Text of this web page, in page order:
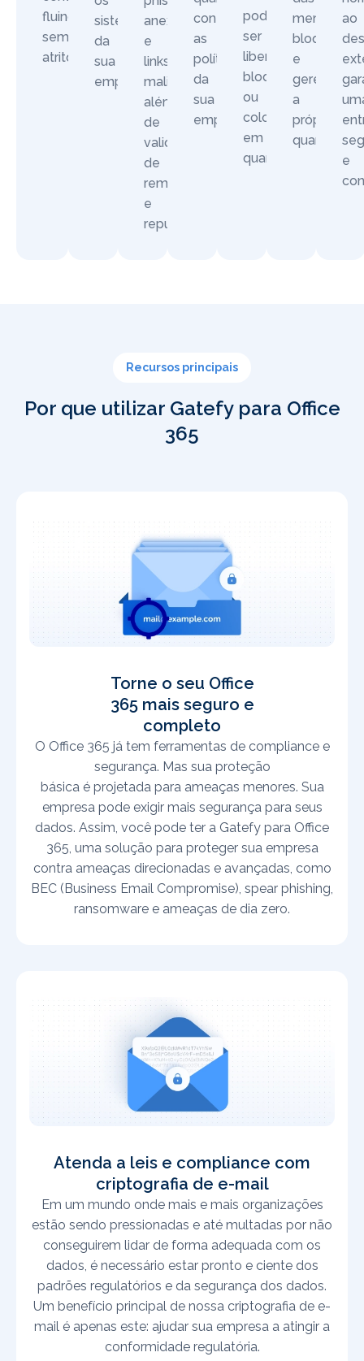
fluindo
sem
atrito.
sistemas
da
sua
empresa.
anexos
e
links
maliciosos,
além
de
validação
de
remetentes
e
reputação.
conforme
as
políticas
da
sua
empresa.
podendo
ser
liberada,
bloqueada
ou
colocada
em
quarentena.
mensagens
bloqueadas
e
gerenciam
a
própria
quarentena.
ao
e
Recursos principais
Por que utilizar Gatefy para Office
365
Torne o seu Office
365 mais seguro e
completo
O Office 365 já tem ferramentas de compliance e
segurança. Mas sua proteção
básica é projetada para ameaças menores. Sua
empresa pode exigir mais segurança para seus
dados. Assim, você pode ter a Gatefy para Office
365, uma solução para proteger sua empresa
contra ameaças direcionadas e avançadas, como
BEC (Business Email Compromise), spear phishing,
ransomware e ameaças de dia zero.
Atenda a leis e compliance com
criptografia de e-mail
Em um mundo onde mais e mais organizações
estão sendo pressionadas e até multadas por não
conseguirem lidar de forma adequada com os
dados, é necessário estar pronto e ciente dos
padrões regulatórios e da segurança dos dados.
Um benefício principal de nossa criptografia de e-
mail é apenas este: ajudar sua empresa a atingir a
conformidade regulatória.